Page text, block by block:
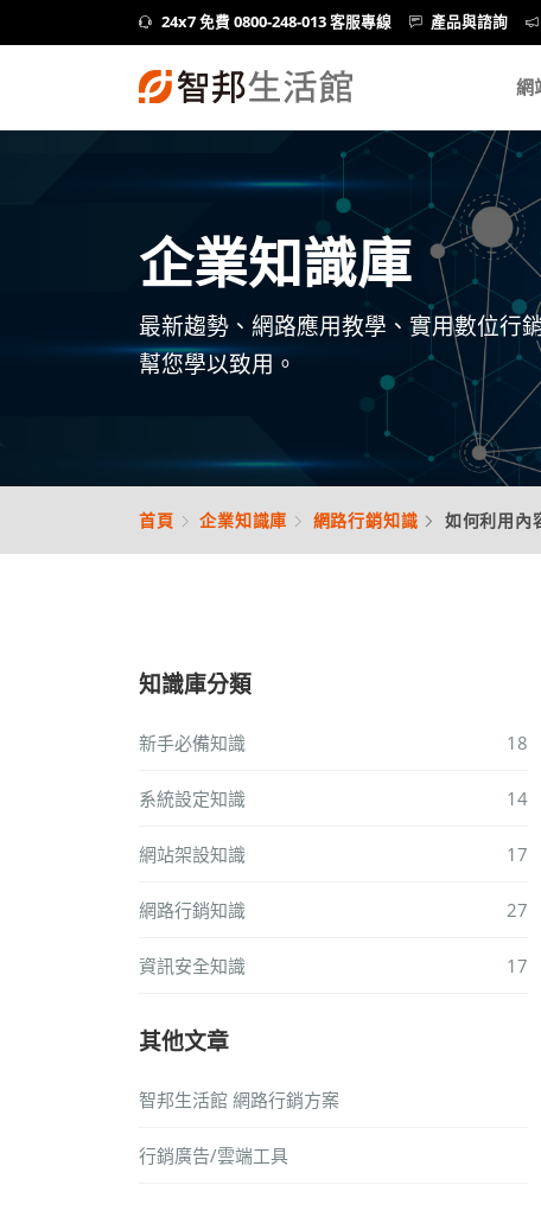
24x7 免費 0800-248-013 客服專線 產品與諮詢
網
企業知識庫
最新趨勢、網路應用教學、實用數位行
幫您學以致用。
首頁 企業知識庫 網路行銷知識 如何利用內
知識庫分類
新手必備知識 18
系統設定知識 14
網站架設知識 17
網路行銷知識 27
資訊安全知識 17
其他文章
智邦生活館 網路行銷方案
行銷廣告/雲端工具